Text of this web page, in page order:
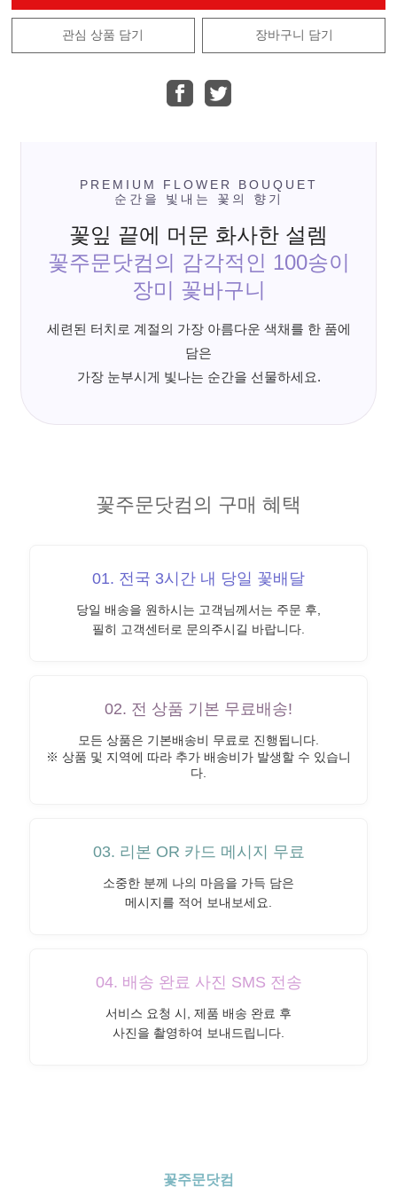
관심 상품 담기 장바구니 담기
PREMIUM FLOWER BOUQUET
순간을 빛내는 꽃의 향기
꽃잎 끝에 머문 화사한 설렘
꽃주문닷컴의 감각적인 100송이
장미 꽃바구니
세련된 터치로 계절의 가장 아름다운 색채를 한 품에
담은
가장 눈부시게 빛나는 순간을 선물하세요.
꽃주문닷컴의 구매 혜택
01. 전국 3시간 내 당일 꽃배달
당일 배송을 원하시는 고객님께서는 주문 후,
필히 고객센터로 문의주시길 바랍니다.
02. 전 상품 기본 무료배송!
모든 상품은 기본배송비 무료로 진행됩니다.
※ 상품 및 지역에 따라 추가 배송비가 발생할 수 있습니
다.
03. 리본 OR 카드 메시지 무료
소중한 분께 나의 마음을 가득 담은
메시지를 적어 보내보세요.
04. 배송 완료 사진 SMS 전송
서비스 요청 시, 제품 배송 완료 후
사진을 촬영하여 보내드립니다.
꽃주문닷컴